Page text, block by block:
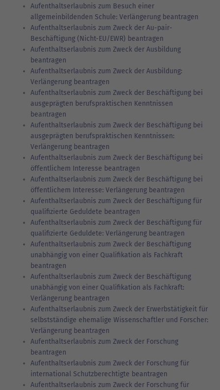
Aufenthaltserlaubnis zum Besuch einer
allgemeinbildenden Schule: Verlängerung beantragen
Aufenthaltserlaubnis zum Zweck der Au-pair-
Beschäftigung (Nicht-EU/EWR) beantragen
Aufenthaltserlaubnis zum Zweck der Ausbildung
beantragen
Aufenthaltserlaubnis zum Zweck der Ausbildung:
Verlängerung beantragen
Aufenthaltserlaubnis zum Zweck der Beschäftigung bei
ausgeprägten berufspraktischen Kenntnissen
beantragen
Aufenthaltserlaubnis zum Zweck der Beschäftigung bei
ausgeprägten berufspraktischen Kenntnissen:
Verlängerung beantragen
Aufenthaltserlaubnis zum Zweck der Beschäftigung bei
öffentlichem Interesse beantragen
Aufenthaltserlaubnis zum Zweck der Beschäftigung bei
öffentlichem Interesse: Verlängerung beantragen
Aufenthaltserlaubnis zum Zweck der Beschäftigung für
qualifizierte Geduldete beantragen
Aufenthaltserlaubnis zum Zweck der Beschäftigung für
qualifizierte Geduldete: Verlängerung beantragen
Aufenthaltserlaubnis zum Zweck der Beschäftigung
unabhängig von einer Qualifikation als Fachkraft
beantragen
Aufenthaltserlaubnis zum Zweck der Beschäftigung
unabhängig von einer Qualifikation als Fachkraft:
Verlängerung beantragen
Aufenthaltserlaubnis zum Zweck der Erwerbstätigkeit für
selbstständige ehemalige Wissenschaftler und Forscher:
Verlängerung beantragen
Aufenthaltserlaubnis zum Zweck der Forschung
beantragen
Aufenthaltserlaubnis zum Zweck der Forschung für
international Schutzberechtigte beantragen
Aufenthaltserlaubnis zum Zweck der Forschung für